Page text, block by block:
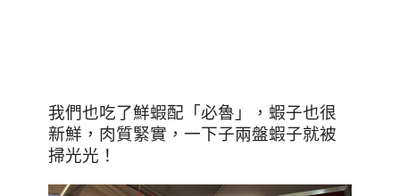
我們也吃了鮮蝦配「必魯」，蝦子也很
新鮮，肉質緊實，一下子兩盤蝦子就被
掃光光！